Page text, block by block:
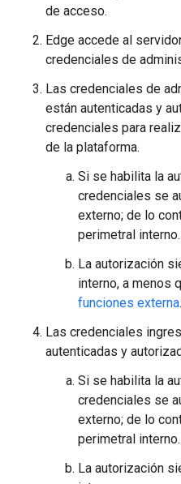
de acceso.
Edge accede al
credenciales de
Las credenciales de
están autenticadas y
credenciales para
de la plataforma.
Si se habilita la
credenciales se
externo; de lo
perimetral interno.
La autorización
interno, a menos
funciones externa.
Las credenciales
autenticadas y
Si se habilita la
credenciales se
externo; de lo
perimetral interno.
La autorización